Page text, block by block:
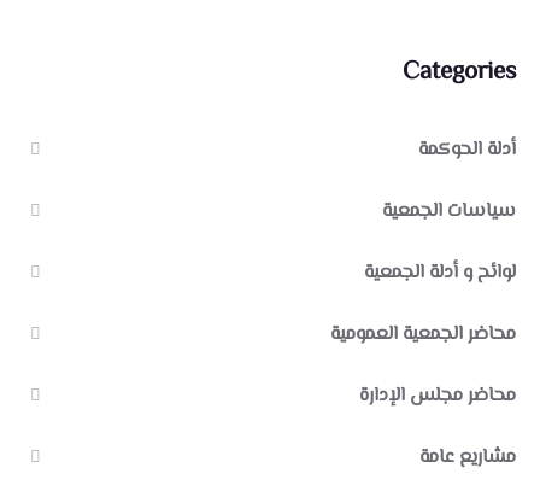
Categories
أدلة الحوكمة
سياسات الجمعية
لوائح و أدلة الجمعية
محاضر الجمعية العمومية
محاضر مجلس الإدارة
مشاريع عامة